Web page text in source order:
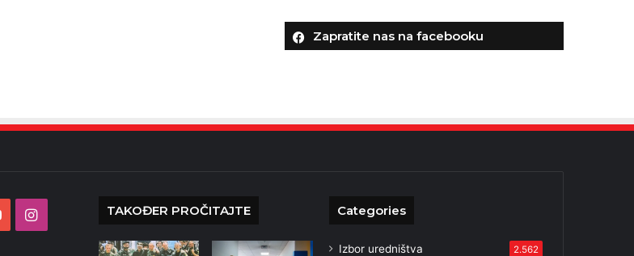
Zapratite nas na facebooku
YouTubeInstagram TAKOĐER PROČITAJTE Categories
Izbor uredništva 2.562